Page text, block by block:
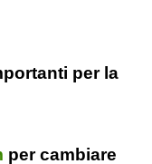
per la
per cambiare